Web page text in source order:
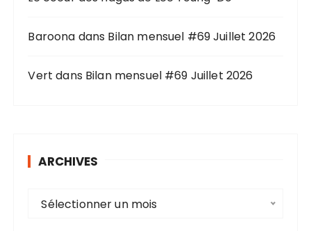
Baroona dans Bilan mensuel #69 Juillet 2026
Vert dans Bilan mensuel #69 Juillet 2026
ARCHIVES
Sélectionner un mois